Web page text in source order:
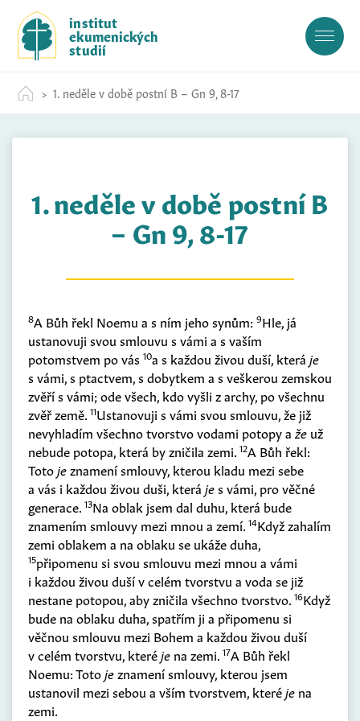
c
institut
ekumenických
studií
1. neděle v době postní B – Gn 9, 8-17
1. neděle v době postní B
– Gn 9, 8-17
8A Bůh řekl Noemu a s ním jeho synům: 9Hle, já
ustanovuji svou smlouvu s vámi a s vaším
potomstvem po vás 10a s každou živou duší, která je
s vámi, s ptactvem, s dobytkem a s veškerou zemskou
zvěří s vámi; ode všech, kdo vyšli z archy, po všechnu
zvěř země. 11Ustanovuji s vámi svou smlouvu, že již
nevyhladím všechno tvorstvo vodami potopy a že už
nebude potopa, která by zničila zemi. 12A Bůh řekl:
Totojeznamení smlouvy, kterou kladu mezi sebe
a vás i každou živou duši, která jes vámi, pro věčné
generace. 13Na oblak jsem dal duhu, která bude
znamením smlouvy mezi mnou a zemí. 14Když zahalím
zemi oblakem a na oblaku se ukáže duha,
15připomenu si svou smlouvu mezi mnou a vámi
i každou živou duší v celém tvorstvu a voda se již
nestane potopou, aby zničila všechno tvorstvo. 16Když
bude na oblaku duha, spatřím ji a připomenu si
věčnou smlouvu mezi Bohem a každou živou duší
v celém tvorstvu, kteréje na zemi. 17A Bůh řekl
Noemu: Totojeznamení smlouvy, kterou jsem
ustanovil mezi sebou a vším tvorstvem, kteréje na
zemi.